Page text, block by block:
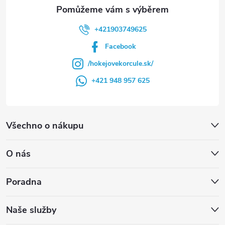
Všechno o nákupu
O nás
Poradna
Naše služby
+421903749625
Facebook
/hokejovekorcule.sk/
+421 948 957 625